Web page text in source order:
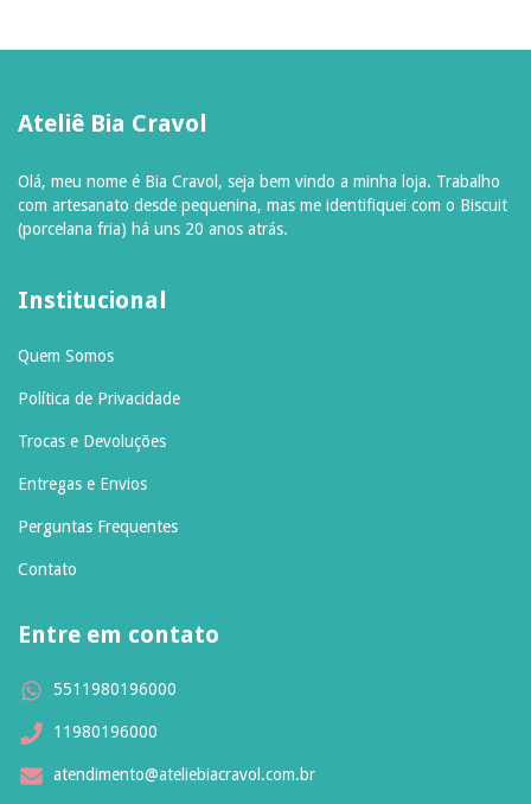
Ateliê Bia Cravol
Olá, meu nome é Bia Cravol, seja bem vindo a minha loja. Trabalho
com artesanato desde pequenina, mas me identifiquei com o Biscuit
(porcelana fria) há uns 20 anos atrás.
Institucional
Quem Somos
Política de Privacidade
Trocas e Devoluções
Entregas e Envios
Perguntas Frequentes
Contato
Entre em contato
5511980196000
11980196000
atendimento@ateliebiacravol.com.br